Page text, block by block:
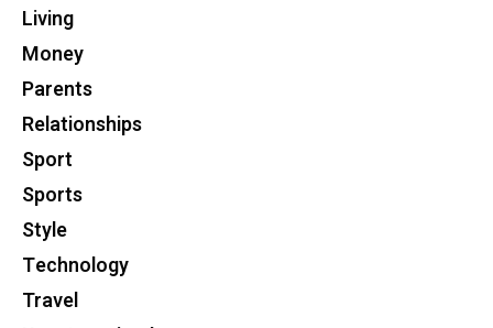
Living
Money
Parents
Relationships
Sport
Sports
Style
Technology
Travel